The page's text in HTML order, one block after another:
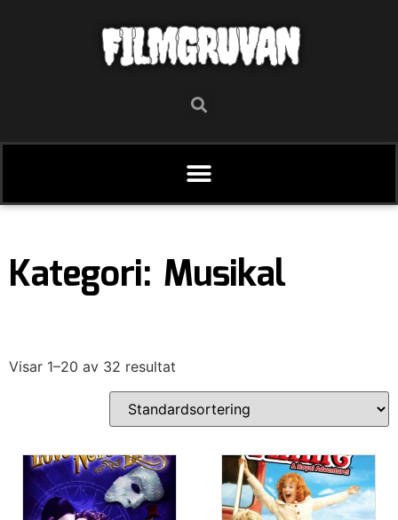
FILMGRUVAN
Kategori: Musikal
Visar 1–20 av 32 resultat